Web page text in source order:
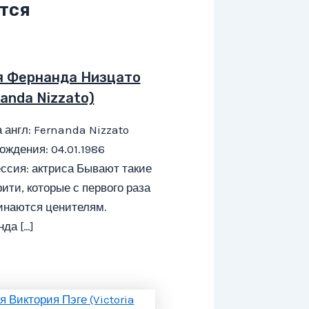
Фернанда Низцато
Nizzato)
Fernanda Nizzato
04.01.1986
актриса Бывают такие
которые с первого раза
ценителям.
[…]